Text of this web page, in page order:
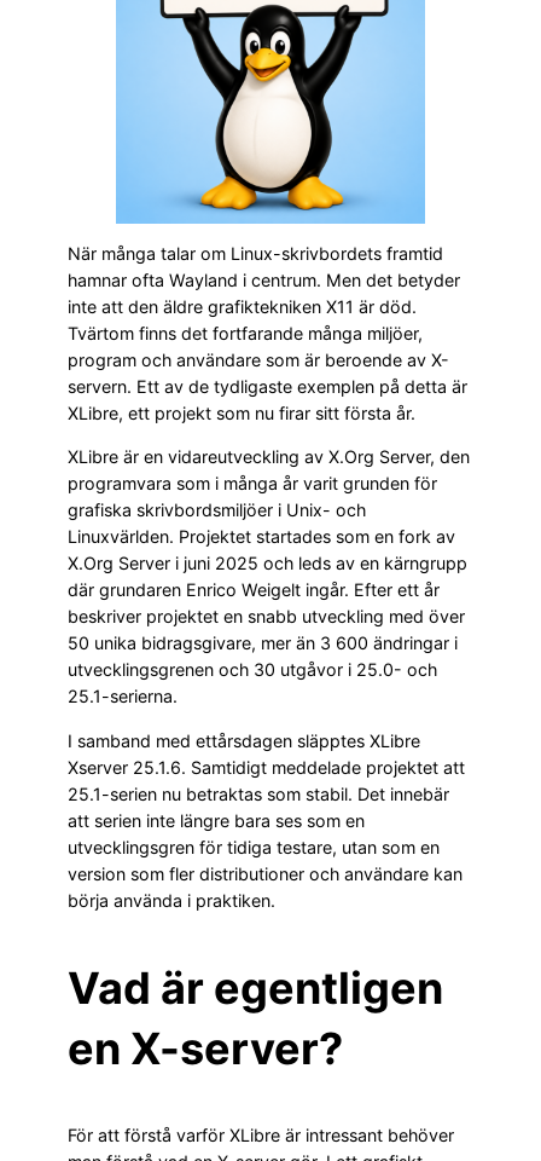
När många talar om Linux-skrivbordets framtid
hamnar ofta Wayland i centrum. Men det betyder
inte att den äldre grafiktekniken X11 är död.
Tvärtom finns det fortfarande många miljöer,
program och användare som är beroende av X-
servern. Ett av de tydligaste exemplen på detta är
XLibre, ett projekt som nu firar sitt första år.
XLibre är en vidareutveckling av X.Org Server, den
programvara som i många år varit grunden för
grafiska skrivbordsmiljöer i Unix- och
Linuxvärlden. Projektet startades som en fork av
X.Org Server i juni 2025 och leds av en kärngrupp
där grundaren Enrico Weigelt ingår. Efter ett år
beskriver projektet en snabb utveckling med över
50 unika bidragsgivare, mer än 3 600 ändringar i
utvecklingsgrenen och 30 utgåvor i 25.0- och
25.1-serierna.
I samband med ettårsdagen släpptes XLibre
Xserver 25.1.6. Samtidigt meddelade projektet att
25.1-serien nu betraktas som stabil. Det innebär
att serien inte längre bara ses som en
utvecklingsgren för tidiga testare, utan som en
version som fler distributioner och användare kan
börja använda i praktiken.
Vad är egentligen
en X-server?
För att förstå varför XLibre är intressant behöver